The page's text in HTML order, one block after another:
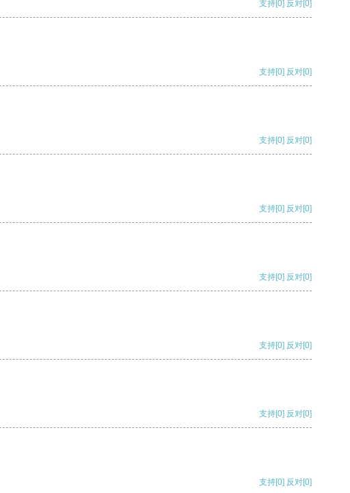
支持[0] 反对[0]
支持[0] 反对[0]
支持[0] 反对[0]
支持[0] 反对[0]
支持[0] 反对[0]
支持[0] 反对[0]
支持[0] 反对[0]
支持[0] 反对[0]